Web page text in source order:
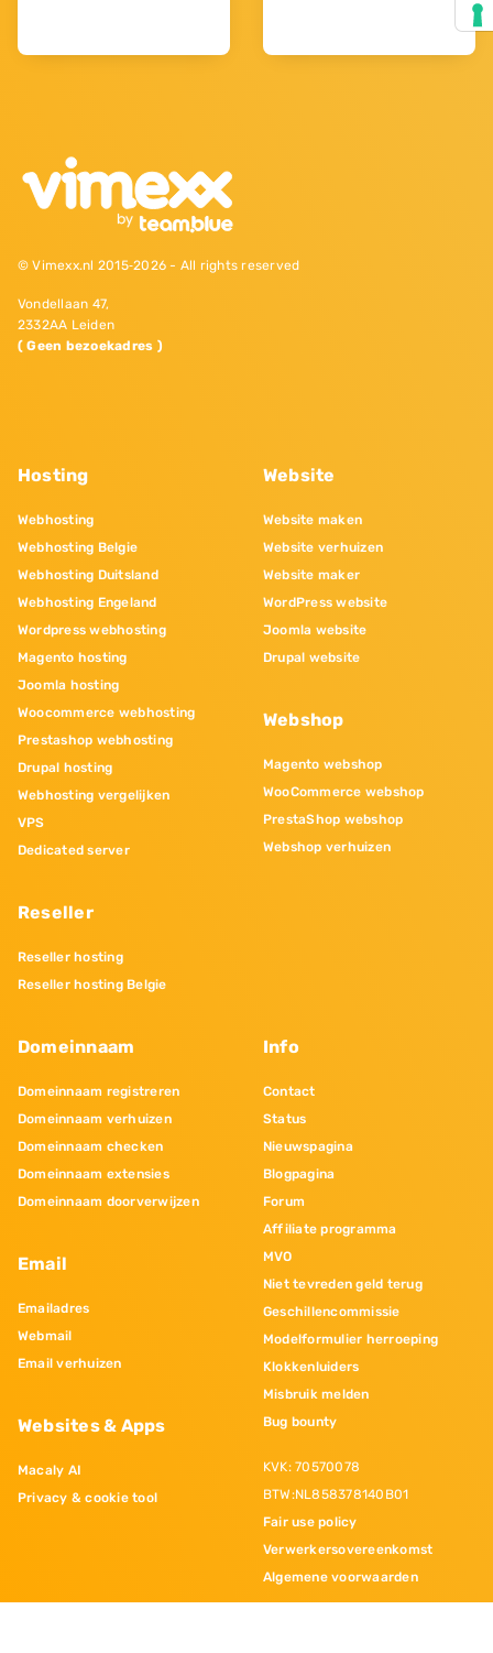
© Vimexx.nl 2015‐2026 - All rights reserved
Vondellaan 47,
2332AA Leiden
( Geen bezoekadres )
Hosting
Webhosting
Webhosting Belgie
Webhosting Duitsland
Webhosting Engeland
Wordpress webhosting
Magento hosting
Joomla hosting
Woocommerce webhosting
Prestashop webhosting
Drupal hosting
Webhosting vergelijken
VPS
Dedicated server
Reseller
Reseller hosting
Reseller hosting Belgie
Website
Website maken
Website verhuizen
Website maker
WordPress website
Joomla website
Drupal website
Webshop
Magento webshop
WooCommerce webshop
PrestaShop webshop
Webshop verhuizen
Domeinnaam
Domeinnaam registreren
Domeinnaam verhuizen
Domeinnaam checken
Domeinnaam extensies
Domeinnaam doorverwijzen
Email
Emailadres
Webmail
Email verhuizen
Websites & Apps
Macaly AI
Privacy & cookie tool
Info
Contact
Status
Nieuwspagina
Blogpagina
Forum
Affiliate programma
MVO
Niet tevreden geld terug
Geschillencommissie
Modelformulier herroeping
Klokkenluiders
Misbruik melden
Bug bounty
KVK: 70570078
BTW:NL858378140B01
Fair use policy
Verwerkersovereenkomst
Algemene voorwaarden